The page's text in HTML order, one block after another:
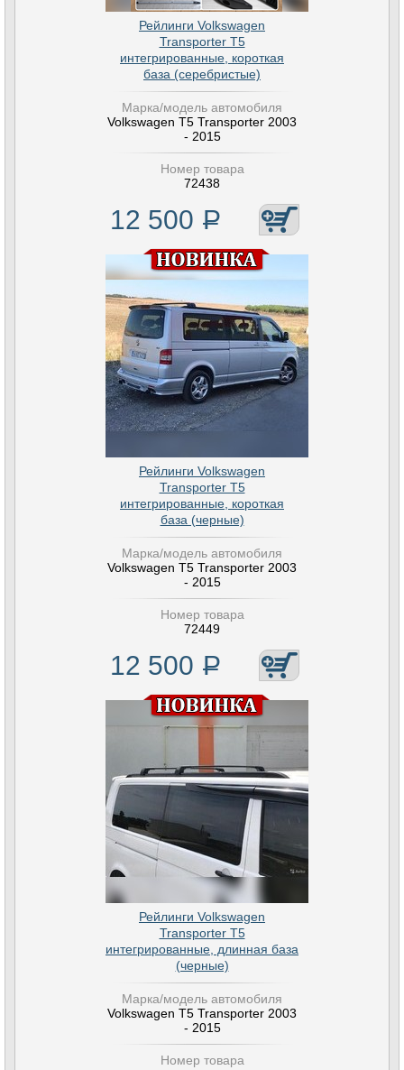
Рейлинги Volkswagen
Transporter T5
интегрированные, короткая
база (серебристые)
Марка/модель автомобиля
Volkswagen T5 Transporter 2003
- 2015
Номер товара
72438
12 500 Р
Рейлинги Volkswagen
Transporter T5
интегрированные, короткая
база (черные)
Марка/модель автомобиля
Volkswagen T5 Transporter 2003
- 2015
Номер товара
72449
12 500 Р
Рейлинги Volkswagen
Transporter T5
интегрированные, длинная база
(черные)
Марка/модель автомобиля
Volkswagen T5 Transporter 2003
- 2015
Номер товара